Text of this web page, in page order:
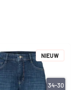
NIEUW
34-30